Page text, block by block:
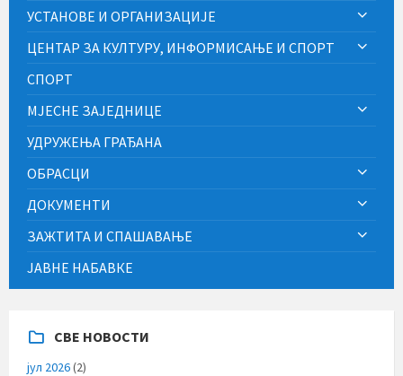
УСТАНОВЕ И ОРГАНИЗАЦИЈЕ
ЦЕНТАР ЗА КУЛТУРУ, ИНФОРМИСАЊЕ И СПОРТ
СПОРТ
МЈЕСНЕ ЗАЈЕДНИЦЕ
УДРУЖЕЊА ГРАЂАНА
ОБРАСЦИ
ДОКУМЕНТИ
ЗАЖТИТА И СПАШАВАЊЕ
ЈАВНЕ НАБАВКЕ
СВЕ НОВОСТИ
јул 2026(2)